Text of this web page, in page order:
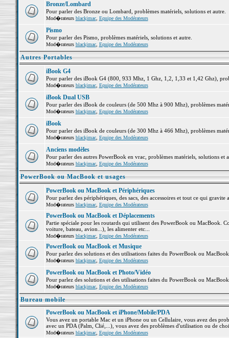
Bronze/Lombard
Pour parler des Bronze ou Lombard, problèmes matériels, solutions et autre.
Mod�rateurs blackjmac, Equipe des Modérateurs
Pismo
Pour parler des Pismo, problèmes matériels, solutions et autre.
Mod�rateurs blackjmac, Equipe des Modérateurs
Autres Portables
iBook G4
Pour parler des iBook G4 (800, 933 Mhz, 1 Ghz, 1,2, 1,33 et 1,42 Ghz),
Mod�rateurs blackjmac, Equipe des Modérateurs
iBook Dual USB
Pour parler des iBook de couleurs (de 500 Mhz à 900 Mhz), problèmes
Mod�rateurs blackjmac, Equipe des Modérateurs
iBook
Pour parler des iBook de couleurs (de 300 Mhz à 466 Mhz), problèmes
Mod�rateurs blackjmac, Equipe des Modérateurs
Anciens modèles
Pour parler des autres PowerBook en vrac, problèmes matériels, solutions et
Mod�rateurs blackjmac, Equipe des Modérateurs
PowerBook ou MacBook et usages
PowerBook ou MacBook et Périphériques
Pour parlez des périphériques, des sacs, des accessoires et tout ce qui
Mod�rateurs blackjmac, Equipe des Modérateurs
PowerBook ou MacBook et Déplacements
Partie spéciale pour les routards qui utilisent des PowerBook ou MacBook.
voiture, bateau, avion...), les alimenter etc...
Mod�rateurs blackjmac, Equipe des Modérateurs
PowerBook ou MacBook et Musique
Pour parlez des solutions et des utilisations faites du PowerBook ou
Mod�rateurs blackjmac, Equipe des Modérateurs
PowerBook ou MacBook et Photo/Vidéo
Pour parlez des solutions et des utilisations faites du PowerBook ou
Mod�rateurs blackjmac, Equipe des Modérateurs
Bureau mobile
PowerBook ou MacBook et iPhone/Mobile/PDA
Vous avez un portable Mac et un iPhone ou un Cellulaire, vous avez des
avec un PDA (Palm, Clié,...), vous avez des problèmes d'utilisation ou de
Mod�rateurs blackjmac, Equipe des Modérateurs